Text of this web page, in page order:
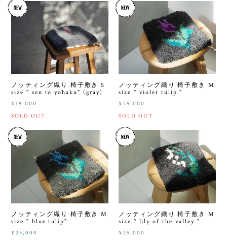
ノッティング織り 椅子敷き S
size " sen to yohaku" (gray)
¥19,000
SOLD OUT
ノッティング織り 椅子敷き M
size " violet tulip "
¥25,000
SOLD OUT
ノッティング織り 椅子敷き M
size " blue tulip"
¥25,000
ノッティング織り 椅子敷き M
size " lily of the valley "
¥25,000